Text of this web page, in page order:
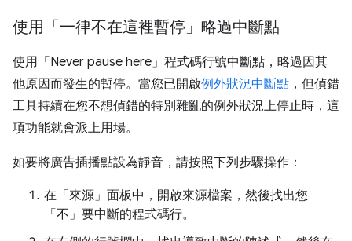
使用「一律不在這裡暫停」略過中斷點
使用「Never pause here」 程式碼行號中斷點，略過因其
他原因而發生的暫停。當您已開啟例外狀況中斷點 ，但偵錯
工具持續在您不想偵錯的特別雜亂的例外狀況上停止時，這
項功能就會派上用場。
如要將廣告插播點設為靜音，請按照下列步驟操作：
在「來源」 面板中，開啟來源檔案，然後找出您
「不」 要中斷的程式碼行。